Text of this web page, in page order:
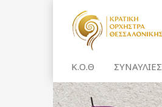
Κ.Ο.Θ ΣΥΝΑΥΛΙΕΣ